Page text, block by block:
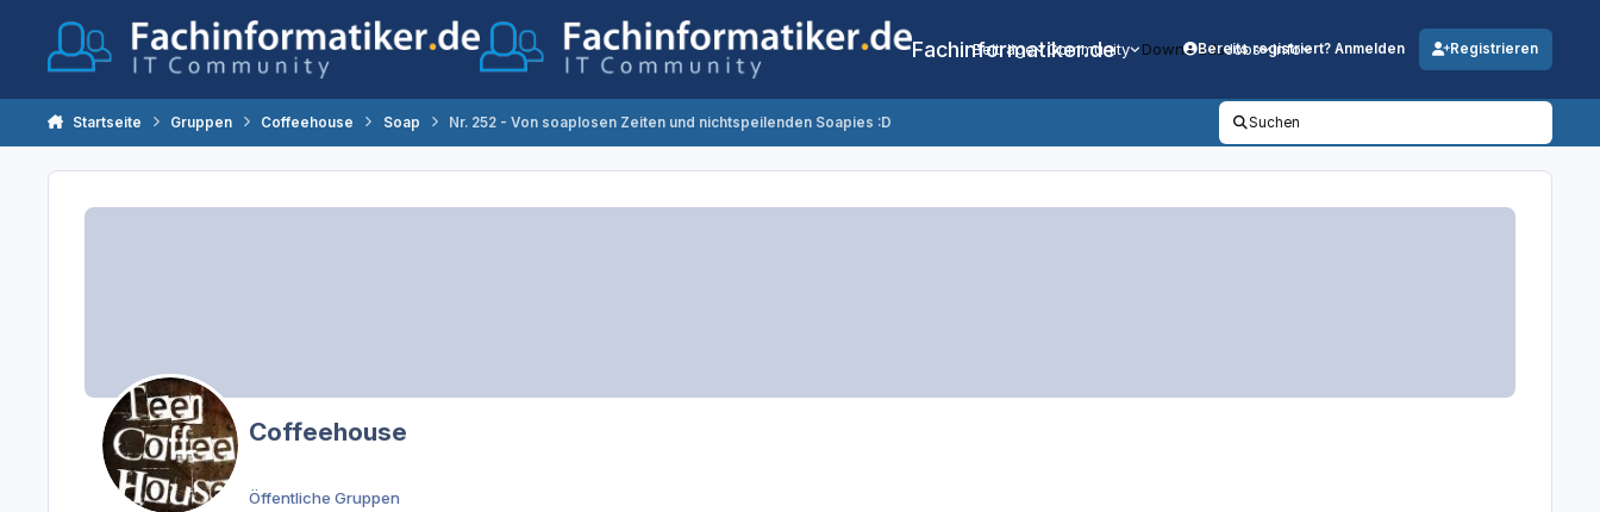
Fachinformatiker.de
Beiträge Community DownloadsJobs Info
Bereits registriert? Anmelden Registrieren
Startseite Gruppen Coffeehouse Soap Nr. 252 - Von soaplosen Zeiten und nichtspeilenden Soapies :D Suchen
Coffeehouse
Öffentliche Gruppen